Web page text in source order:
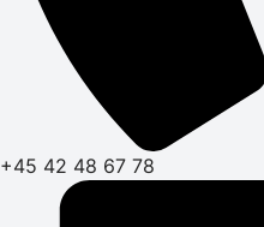
+45 42 48 67 78